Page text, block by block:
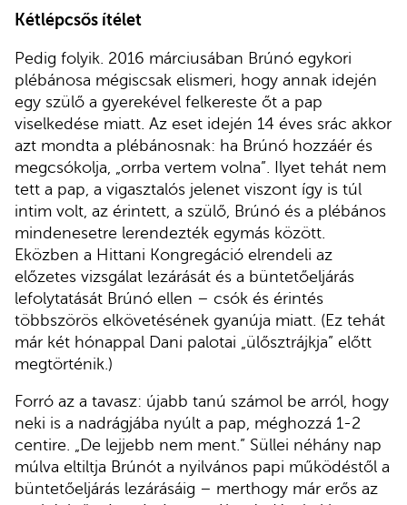
Kétlépcsős ítélet
Pedig folyik. 2016 márciusában Brúnó egykori
plébánosa mégiscsak elismeri, hogy annak idején
egy szülő a gyerekével felkereste őt a pap
viselkedése miatt. Az eset idején 14 éves srác akkor
azt mondta a plébánosnak: ha Brúnó hozzáér és
megcsókolja, „orrba vertem volna”. Ilyet tehát nem
tett a pap, a vigasztalós jelenet viszont így is túl
intim volt, az érintett, a szülő, Brúnó és a plébános
mindenesetre lerendezték egymás között.
Eközben a Hittani Kongregáció elrendeli az
előzetes vizsgálat lezárását és a büntetőeljárás
lefolytatását Brúnó ellen – csók és érintés
többszörös elkövetésének gyanúja miatt. (Ez tehát
már két hónappal Dani palotai „ülősztrájkja” előtt
megtörténik.)
Forró az a tavasz: újabb tanú számol be arról, hogy
neki is a nadrágjába nyúlt a pap, méghozzá 1-2
centire. „De lejjebb nem ment.” Süllei néhány nap
múlva eltiltja Brúnót a nyilvános papi működéstől a
büntetőeljárás lezárásáig – merthogy már erős az